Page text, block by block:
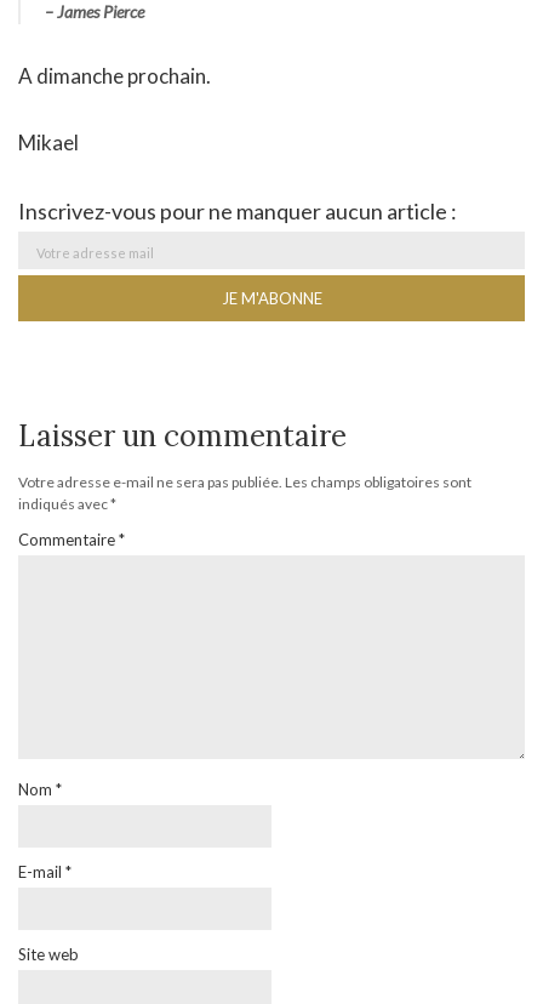
– James Pierce
A dimanche prochain.
Mikael
Inscrivez-vous pour ne manquer aucun article :
Laisser un commentaire
Votre adresse e-mail ne sera pas publiée. Les champs obligatoires sont
indiqués avec*
Commentaire*
Nom *
E-mail *
Site web